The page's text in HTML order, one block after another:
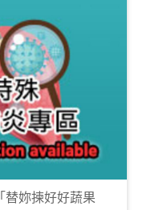
替妳揀好好蔬果